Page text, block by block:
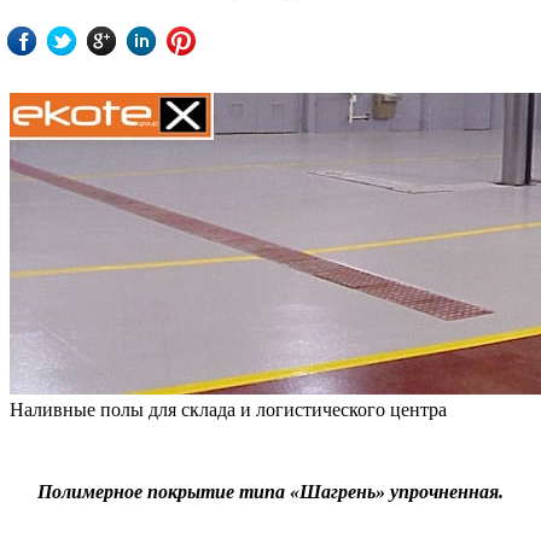
Наливные полы для склада и логистического центра
Полимерное покрытие типа «Шагрень» упрочненная.